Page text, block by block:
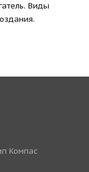
Виды
Компас